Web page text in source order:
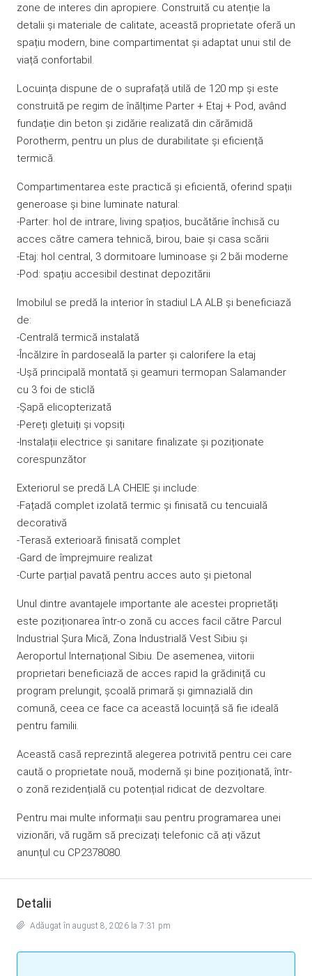
zone de interes din apropiere. Construită cu atenție la
detalii și materiale de calitate, această proprietate oferă un
spațiu modern, bine compartimentat și adaptat unui stil de
viață confortabil.
Locuința dispune de o suprafață utilă de 120 mp și este
construită pe regim de înălțime Parter + Etaj + Pod, având
fundație din beton și zidărie realizată din cărămidă
Porotherm, pentru un plus de durabilitate și eficiență
termică.
Compartimentarea este practică și eficientă, oferind spații
generoase și bine luminate natural:
-Parter: hol de intrare, living spațios, bucătărie închisă cu
acces către camera tehnică, birou, baie și casa scării
-Etaj: hol central, 3 dormitoare luminoase și 2 băi moderne
-Pod: spațiu accesibil destinat depozitării
Imobilul se predă la interior în stadiul LA ALB și beneficiază
de:
-Centrală termică instalată
-Încălzire în pardoseală la parter și calorifere la etaj
-Ușă principală montată și geamuri termopan Salamander
cu 3 foi de sticlă
-Șapă elicopterizată
-Pereți gletuiți și vopsiți
-Instalații electrice și sanitare finalizate și poziționate
corespunzător
Exteriorul se predă LA CHEIE și include:
-Fațadă complet izolată termic și finisată cu tencuială
decorativă
-Terasă exterioară finisată complet
-Gard de împrejmuire realizat
-Curte parțial pavată pentru acces auto și pietonal
Unul dintre avantajele importante ale acestei proprietăți
este poziționarea într-o zonă cu acces facil către Parcul
Industrial Șura Mică, Zona Industrială Vest Sibiu și
Aeroportul Internațional Sibiu. De asemenea, viitorii
proprietari beneficiază de acces rapid la grădiniță cu
program prelungit, școală primară și gimnazială din
comună, ceea ce face ca această locuință să fie ideală
pentru familii.
Această casă reprezintă alegerea potrivită pentru cei care
caută o proprietate nouă, modernă și bine poziționată, într-
o zonă rezidențială cu potențial ridicat de dezvoltare.
Pentru mai multe informații sau pentru programarea unei
vizionări, vă rugăm să precizați telefonic că ați văzut
anunțul cu CP2378080.
Detalii
Adăugat în august 8, 2026 la 7:31 pm